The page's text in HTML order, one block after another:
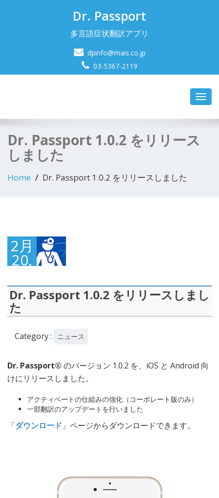
Dr. Passport
多言語症状翻訳アプリ
dpinfo@mais.co.jp
03-5367-2119
Dr. Passport 1.0.2 をリリース
しました
Home Dr. Passport 1.0.2 をリリースしました
2月
20,
Dr. Passport 1.0.2 をリリースしまし
た
Category : ニュース
Dr. Passport® のバージョン 1.0.2 を、iOS と Android 向
けにリリースしました。
アクティベートの仕組みの強化（コーポレート版のみ）
一部翻訳のアップデートを行いました
「ダウンロード 」ページからダウンロードできます。